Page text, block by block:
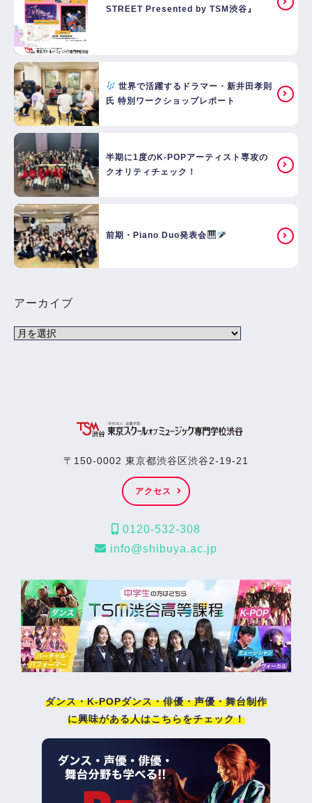
STREET Presented by TSM渋谷』
世界で活躍するドラマー・新井田孝則
氏 特別ワークショップレポート
半期に1度のK-POPアーティスト専攻の
クオリティチェック！
前期・Piano Duo発表会
アーカイブ
〒150-0002 東京都渋谷区渋谷2-19-21
アクセス
0120-532-308
info@shibuya.ac.jp
ダンス・K-POPダンス・俳優・声優・舞台制作
に興味がある人はこちらをチェック！